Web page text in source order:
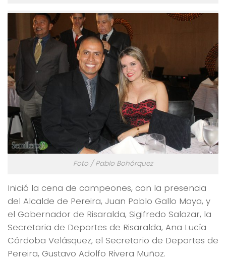
Foto / Pablo Bohórquez
Inició la cena de campeones, con la presencia
del Alcalde de Pereira, Juan Pablo Gallo Maya, y
el Gobernador de Risaralda, Sigifredo Salazar, la
Secretaria de Deportes de Risaralda, Ana Lucía
Córdoba Velásquez, el Secretario de Deportes de
Pereira, Gustavo Adolfo Rivera Muñoz.